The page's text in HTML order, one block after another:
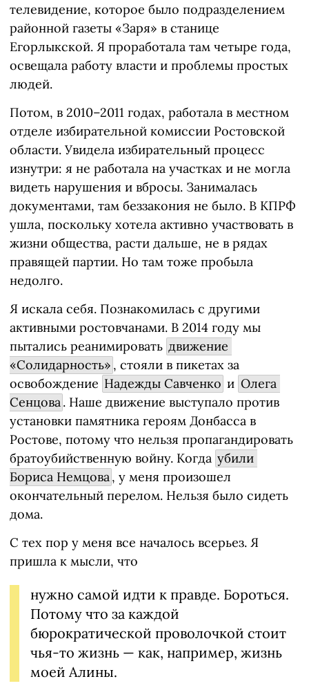
телевидение, которое было подразделением
районной газеты «Заря» в станице
Егорлыкской. Я проработала там четыре года,
освещала работу власти и проблемы простых
людей.
Потом, в 2010–2011 годах, работала в местном
отделе избирательной комиссии Ростовской
области. Увидела избирательный процесс
изнутри: я не работала на участках и не могла
видеть нарушения и вбросы. Занималась
документами, там беззакония не было. В КПРФ
ушла, поскольку хотела активно участвовать в
жизни общества, расти дальше, не в рядах
правящей партии. Но там тоже пробыла
недолго.
Я искала себя. Познакомилась с другими
активными ростовчанами. В 2014 году мы
пытались реанимировать движение
«Солидарность» , стояли в пикетах за
освобождение Надежды Савченко и Олега
Сенцова. Наше движение выступало против
установки памятника героям Донбасса в
Ростове, потому что нельзя пропагандировать
братоубийственную войну. Когда убили
Бориса Немцова, у меня произошел
окончательный перелом. Нельзя было сидеть
дома.
С тех пор у меня все началось всерьез. Я
пришла к мысли, что
нужно самой идти к правде. Бороться.
Потому что за каждой
бюрократической проволочкой стоит
чья-то жизнь — как, например, жизнь
моей Алины.